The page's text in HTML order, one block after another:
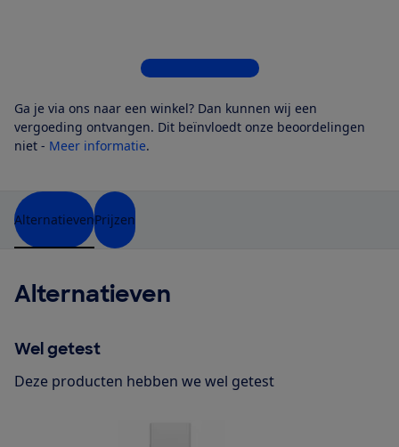
Bekijk alle 5 winkels
Ga je via ons naar een winkel? Dan kunnen wij een
vergoeding ontvangen. Dit beïnvloedt onze beoordelingen
niet - Meer informatie.
AlternatievenPrijzen
Alternatieven
Wel getest
Deze producten hebben we wel getest